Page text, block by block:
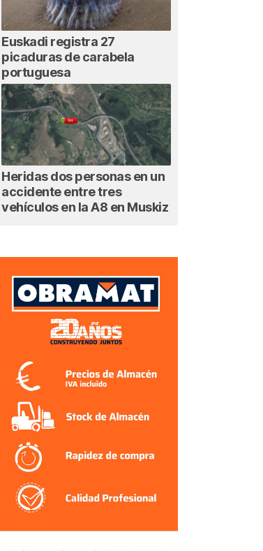
Euskadi registra 27
picaduras de carabela
portuguesa
Heridas dos personas en un
accidente entre tres
vehículos en la A8 en Muskiz